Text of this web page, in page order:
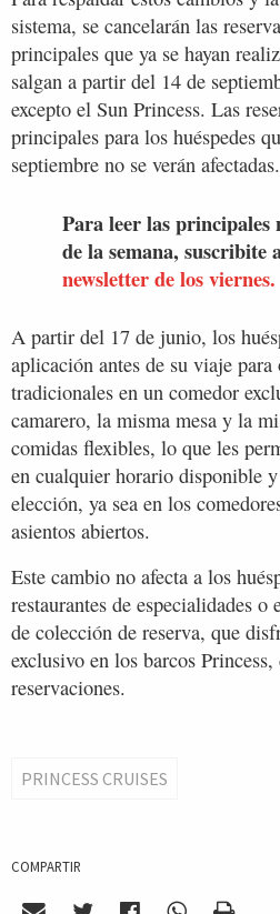
sistema, se cancelarán las
principales que ya se hayan
salgan a partir del 14 de
excepto el Sun Princess. Las
principales para los huéspedes
septiembre no se verán afectadas.
Para leer las principales
de la semana, suscribite
newsletter de los viernes.
A partir del 17 de junio, los
aplicación antes de su viaje
tradicionales en un comedor
camarero, la misma mesa y la
comidas flexibles, lo que les
en cualquier horario disponible
elección, ya sea en los
asientos abiertos.
Este cambio no afecta a los
restaurantes de especialidades
de colección de reserva, que
exclusivo en los barcos
reservaciones.
PRINCESS CRUISES
COMPARTIR